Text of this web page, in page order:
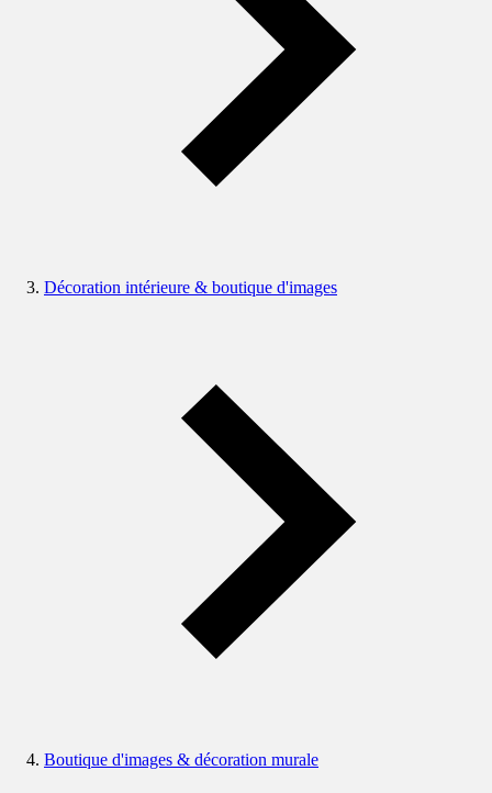
Décoration intérieure & boutique d'images
Boutique d'images & décoration murale